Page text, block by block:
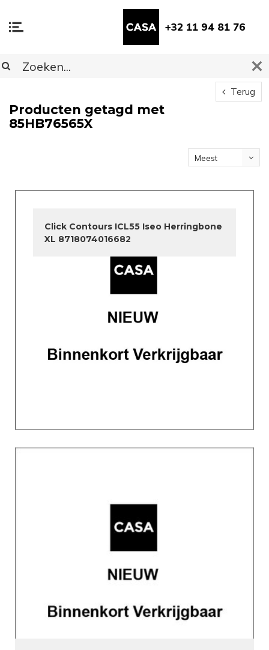
+32 11 94 81 76
Terug
Producten getagd met
85HB76565X
Meest
Click Contours ICL55 Iseo Herringbone
XL 8718074016682